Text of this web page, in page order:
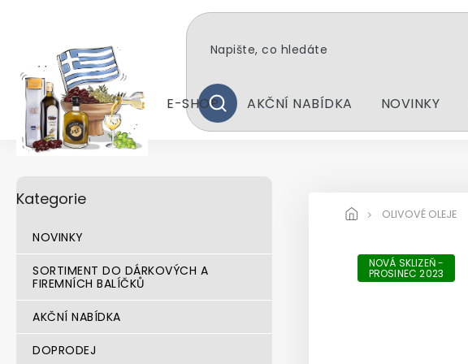
HLEDAT
E-SHOP AKČNÍ NABÍDKA NOVINKY
OLIVOVÉ OLEJE
o
r
í
kategorie
Kategorie
NOVINKY
SORTIMENT DO DÁRKOVÝCH A
FIREMNÍCH BALÍČKŮ
AKČNÍ NABÍDKA
DOPRODEJ
NOVÁ SKLIZEŇ -
PROSINEC 2023